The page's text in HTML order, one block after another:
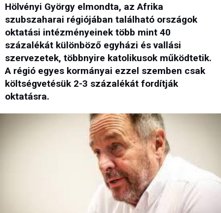
Hölvényi György elmondta, az Afrika
szubszaharai régiójában található országok
oktatási intézményeinek több mint 40
százalékát különböző egyházi és vallási
szervezetek, többnyire katolikusok működtetik.
A régió egyes kormányai ezzel szemben csak
költségvetésük 2-3 százalékát fordítják
oktatásra.